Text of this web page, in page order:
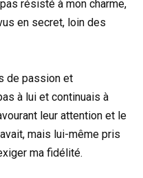
résisté à mon charme,
en secret, loin des
de passion et
à lui et continuais à
leur attention et le
mais lui-même pris
ma fidélité.